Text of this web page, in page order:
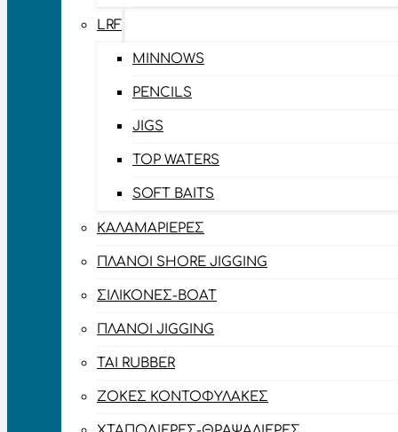
LRF
MINNOWS
PENCILS
JIGS
TOP WATERS
SOFT BAITS
ΚΑΛΑΜΑΡΙΈΡΕΣ
ΠΛΆΝΟΙ SHORE JIGGING
ΣΙΛΙΚΌΝΕΣ-BOAT
ΠΛΆΝΟΙ JIGGING
TAI RUBBER
ΖΌΚΕΣ ΚΟΝΤΟΦΎΛΑΚΕΣ